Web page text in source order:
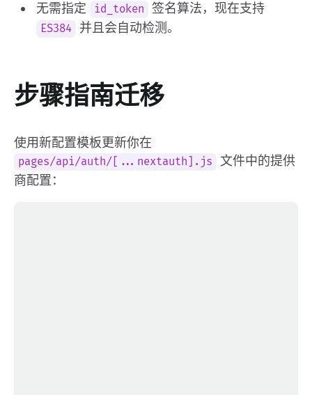
无需指定
id_token 签名算法，现在支持
ES384 并且会自动检测。
步骤指南迁移
使用新配置模板更新你在
pages/api/auth/[...nextauth].js
文件中的提供
商配置：